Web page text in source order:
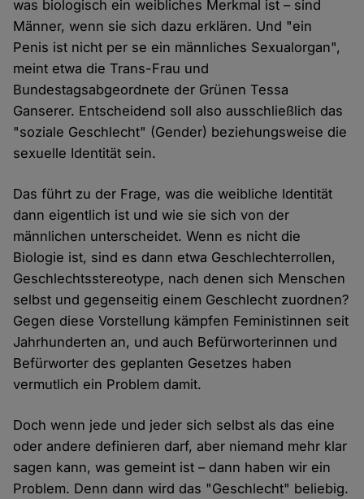
was biologisch ein weibliches Merkmal ist – sind
Männer, wenn sie sich dazu erklären. Und "ein
Penis ist nicht per se ein männliches Sexualorgan",
meint etwa die Trans-Frau und
Bundestagsabgeordnete der Grünen Tessa
Ganserer. Entscheidend soll also ausschließlich das
"soziale Geschlecht" (Gender) beziehungsweise die
sexuelle Identität sein.
Das führt zu der Frage, was die weibliche Identität
dann eigentlich ist und wie sie sich von der
männlichen unterscheidet. Wenn es nicht die
Biologie ist, sind es dann etwa Geschlechterrollen,
Geschlechtsstereotype, nach denen sich Menschen
selbst und gegenseitig einem Geschlecht zuordnen?
Gegen diese Vorstellung kämpfen Feministinnen seit
Jahrhunderten an, und auch Befürworterinnen und
Befürworter des geplanten Gesetzes haben
vermutlich ein Problem damit.
Doch wenn jede und jeder sich selbst als das eine
oder andere definieren darf, aber niemand mehr klar
sagen kann, was gemeint ist – dann haben wir ein
Problem. Denn dann wird das "Geschlecht" beliebig.